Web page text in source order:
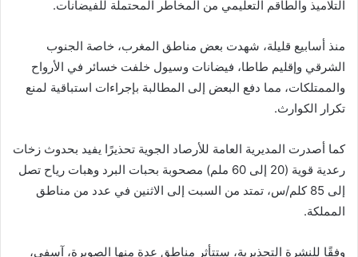
التلاميذ والطاقم التعليمي من المخاطر المحتملة للفيضانات.
منذ أسابيع قليلة، شهدت بعض مناطق المغرب، خاصة الجنوب
الشرقي وإقليم طاطا، فيضانات وسيول خلفت خسائر في الأرواح
والممتلكات، مما دفع البعض إلى المطالبة بإجراءات استباقية لمنع
تكرار الكوارث.
كما أصدرت المديرية العامة للأرصاد الجوية تحذيرًا يفيد بحدوث زخات
رعدية قوية (20 إلى 60 ملم) مصحوبة بحبات البرد وهبات رياح تصل
إلى 85 كلم/س، تمتد من السبت إلى الاثنين في عدد من مناطق
المملكة.
وفقًا للنشرة التحذيرية، ستتأثر مناطق عدة منها الصويرة، آسفي،